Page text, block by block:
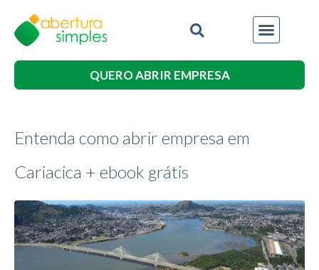
QUERO ABRIR EMPRESA
Entenda como abrir empresa em
Cariacica + ebook grátis